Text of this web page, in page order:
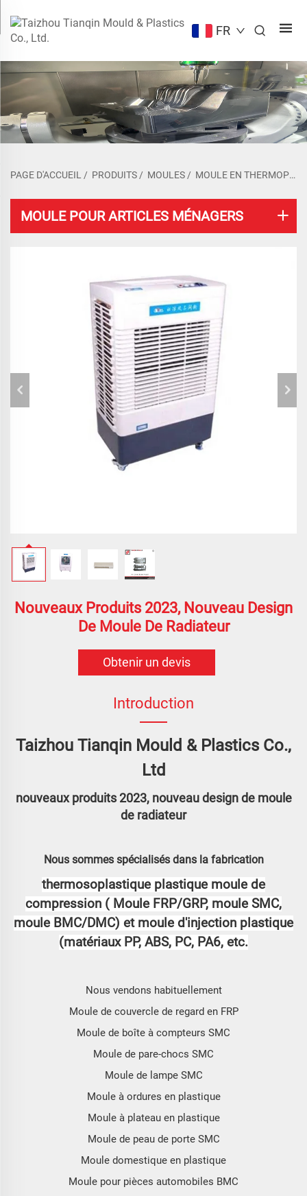
FR
PAGE D'ACCUEIL / PRODUITS / MOULES / MOULE EN THERMOPLASTIQUE
MOULE POUR ARTICLES MÉNAGERS
Nouveaux Produits 2023, Nouveau Design
De Moule De Radiateur
Obtenir un devis
Introduction
Taizhou Tianqin Mould & Plastics Co.,
Ltd
nouveaux produits 2023, nouveau design de moule
de radiateur
Nous sommes spécialisés dans la fabrication
thermosoplastique plastique moule de
compression ( Moule FRP/GRP, moule SMC,
moule BMC/DMC) et moule d'injection plastique
(matériaux PP, ABS, PC, PA6, etc.
Nous vendons habituellement
Moule de couvercle de regard en FRP
Moule de boîte à compteurs SMC
Moule de pare-chocs SMC
Moule de lampe SMC
Moule à ordures en plastique
Moule à plateau en plastique
Moule de peau de porte SMC
Moule domestique en plastique
Moule pour pièces automobiles BMC